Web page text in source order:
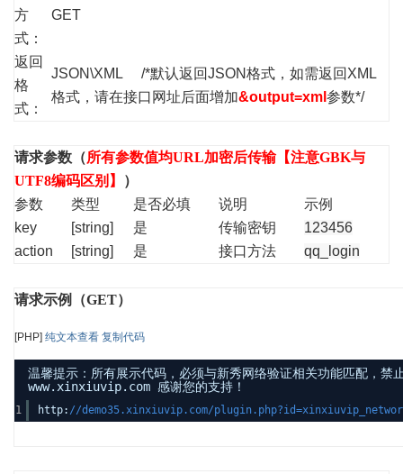
方
式：
GET
返回
格
式：
JSON\XML /*默认返回JSON格式，如需返回XML
格式，请在接口网址后面增加&output=xml 参数*/
请求参数（所有参数值均URL加密后传输【注意GBK与
UTF8编码区别】
）
参数
类型 是否必填 说明
示例
key
[string] 是 传输密钥
123456
action
[string] 是 接口方法 qq_login
请求示例（GET）
[PHP] 纯文本查看 复制代码
温馨提示：所有展示代码，必须与新秀网络验证相关功能匹配，禁
www.xinxiuvip.com 感谢您的支持！
1 http: //demo35.xinxiuvip.com/